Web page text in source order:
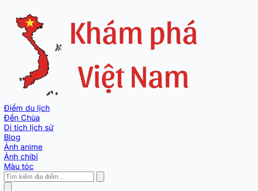
Điểm du lịch
Đền Chùa
Di tích lịch sử
Blog
Ảnh anime
Ảnh chibi
Màu tóc